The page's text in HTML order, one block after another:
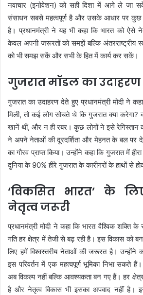
नवाचार (इनोवेशन) को सही दिशा में आगे ले जा
संसाधन सबसे महत्वपूर्ण है और उसके आधार पर कुछ
है। प्रधानमंत्री ने यह भी कहा कि भारत को
केवल अपनी जरूरतों को समझें बल्कि अंतरराष्ट्रीय
को भी समझ सकें और सभी के हित में कार्य कर सकें।
गुजरात मॉडल का उदाहरण
गुजरात का उदाहरण देते हुए प्रधानमंत्री मोदी ने
मिली, तो कई लोग सोचते थे कि गुजरात क्या करेगा?
खानें थीं, और न ही रबर। कुछ लोगों ने इसे रेगिस्तान
ने अपने नेताओं की दूरदर्शिता और मेहनत के बल पर
का गौरव प्राप्त किया। उन्होंने कहा कि गुजरात में
दुनिया के 90% हीरे गुजरात के कारीगरों के हाथों से
‘विकसित भारत’ के
नेतृत्व जरूरी
प्रधानमंत्री मोदी ने कहा कि भारत वैश्विक शक्ति
गति हर क्षेत्र में तेजी से बढ़ रही है। इस विकास को
लिए हमें विश्वस्तरीय नेताओं की जरूरत है।
इस परिवर्तन में एक महत्वपूर्ण भूमिका निभा सकते
अब विकल्प नहीं बल्कि आवश्यकता बन गए हैं। हर
है और नेतृत्व विकास भी इसका अपवाद नहीं है।